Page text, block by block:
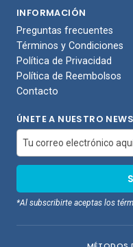
INFORMACIÓN
Preguntas frecuentes
Términos y Condiciones
Política de Privacidad
Política de Reembolsos
Contacto
ÚNETE A NUESTRO
*Al subscribirte aceptas los